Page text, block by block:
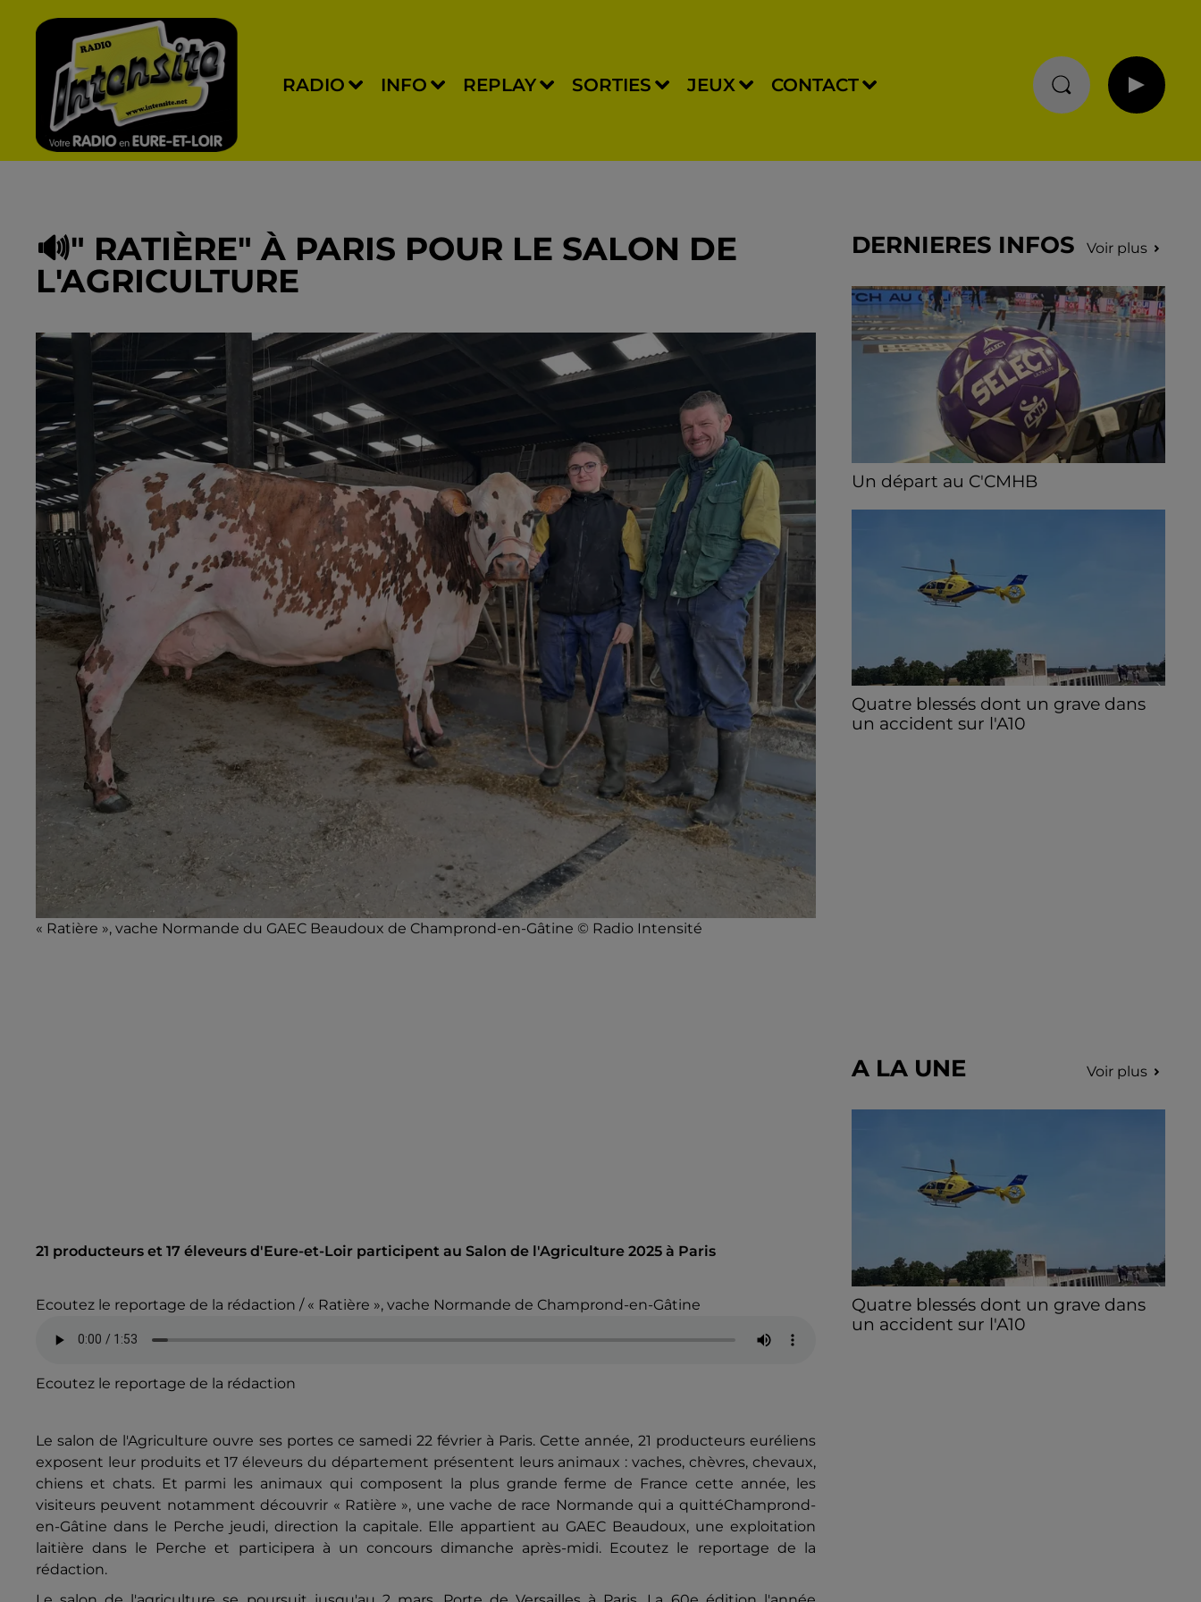
RADIO INFO REPLAY SORTIES JEUX CONTACT
🔊" RATIÈRE" À PARIS POUR LE SALON DE
L'AGRICULTURE
« Ratière », vache Normande du GAEC Beaudoux de Champrond-en-Gâtine © Radio Intensité
21 producteurs et 17 éleveurs d'Eure-et-Loir participent au Salon de l'Agriculture 2025 à Paris
Ecoutez le reportage de la rédaction / « Ratière », vache Normande de Champrond-en-Gâtine
Ecoutez le reportage de la rédaction
Le salon de l'Agriculture ouvre ses portes ce samedi 22 février à Paris. Cette année, 21 producteurs euréliens
exposent leur produits et 17 éleveurs du département présentent leurs animaux : vaches, chèvres, chevaux,
chiens et chats. Et parmi les animaux qui composent la plus grande ferme de France cette année, les
visiteurs peuvent notamment découvrir « Ratière », une vache de race Normande qui a quittéChamprond-
en-Gâtine dans le Perche jeudi, direction la capitale. Elle appartient au GAEC Beaudoux, une exploitation
laitière dans le Perche et participera à un concours dimanche après-midi. Ecoutez le reportage de la
rédaction.
DERNIERES INFOS Voir plus
Un départ au C'CMHB
Quatre blessés dont un grave dans
un accident sur l'A10
A LA UNE Voir plus
Quatre blessés dont un grave dans
un accident sur l'A10